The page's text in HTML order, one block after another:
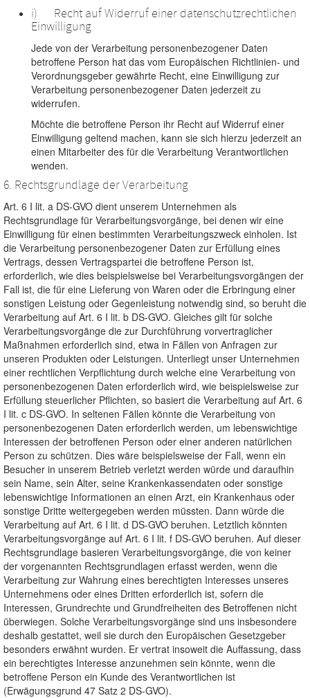
i) Recht auf Widerruf einer datenschutzrechtlichen
Einwilligung
Jede von der Verarbeitung personenbezogener Daten
betroffene Person hat das vom Europäischen Richtlinien- und
Verordnungsgeber gewährte Recht, eine Einwilligung zur
Verarbeitung personenbezogener Daten jederzeit zu
widerrufen.
Möchte die betroffene Person ihr Recht auf Widerruf einer
Einwilligung geltend machen, kann sie sich hierzu jederzeit an
einen Mitarbeiter des für die Verarbeitung Verantwortlichen
wenden.
6. Rechtsgrundlage der Verarbeitung
Art. 6 I lit. a DS-GVO dient unserem Unternehmen als
Rechtsgrundlage für Verarbeitungsvorgänge, bei denen wir eine
Einwilligung für einen bestimmten Verarbeitungszweck einholen. Ist
die Verarbeitung personenbezogener Daten zur Erfüllung eines
Vertrags, dessen Vertragspartei die betroffene Person ist,
erforderlich, wie dies beispielsweise bei Verarbeitungsvorgängen der
Fall ist, die für eine Lieferung von Waren oder die Erbringung einer
sonstigen Leistung oder Gegenleistung notwendig sind, so beruht die
Verarbeitung auf Art. 6 I lit. b DS-GVO. Gleiches gilt für solche
Verarbeitungsvorgänge die zur Durchführung vorvertraglicher
Maßnahmen erforderlich sind, etwa in Fällen von Anfragen zur
unseren Produkten oder Leistungen. Unterliegt unser Unternehmen
einer rechtlichen Verpflichtung durch welche eine Verarbeitung von
personenbezogenen Daten erforderlich wird, wie beispielsweise zur
Erfüllung steuerlicher Pflichten, so basiert die Verarbeitung auf Art. 6
I lit. c DS-GVO. In seltenen Fällen könnte die Verarbeitung von
personenbezogenen Daten erforderlich werden, um lebenswichtige
Interessen der betroffenen Person oder einer anderen natürlichen
Person zu schützen. Dies wäre beispielsweise der Fall, wenn ein
Besucher in unserem Betrieb verletzt werden würde und daraufhin
sein Name, sein Alter, seine Krankenkassendaten oder sonstige
lebenswichtige Informationen an einen Arzt, ein Krankenhaus oder
sonstige Dritte weitergegeben werden müssten. Dann würde die
Verarbeitung auf Art. 6 I lit. d DS-GVO beruhen. Letztlich könnten
Verarbeitungsvorgänge auf Art. 6 I lit. f DS-GVO beruhen. Auf dieser
Rechtsgrundlage basieren Verarbeitungsvorgänge, die von keiner
der vorgenannten Rechtsgrundlagen erfasst werden, wenn die
Verarbeitung zur Wahrung eines berechtigten Interesses unseres
Unternehmens oder eines Dritten erforderlich ist, sofern die
Interessen, Grundrechte und Grundfreiheiten des Betroffenen nicht
überwiegen. Solche Verarbeitungsvorgänge sind uns insbesondere
deshalb gestattet, weil sie durch den Europäischen Gesetzgeber
besonders erwähnt wurden. Er vertrat insoweit die Auffassung, dass
ein berechtigtes Interesse anzunehmen sein könnte, wenn die
betroffene Person ein Kunde des Verantwortlichen ist
(Erwägungsgrund 47 Satz 2 DS-GVO).